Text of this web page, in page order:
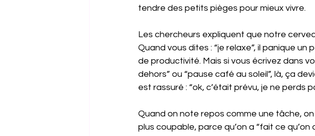
tendre des petits pièges pour mieux vivre.
Les chercheurs expliquent que notre
Quand vous dites : “je relaxe”, il panique
de productivité. Mais si vous écrivez dans
dehors” ou “pause café au soleil”, là, ça
est rassuré : “ok, c’était prévu, je ne perds
Quand on note repos comme une tâche,
plus coupable, parce qu’on a “fait ce qu’on